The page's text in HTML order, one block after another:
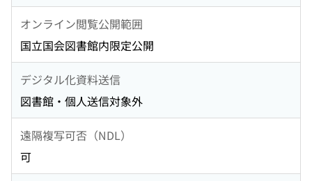
オンライン閲覧公開範囲
国立国会図書館内限定公開
デジタル化資料送信
図書館・個人送信対象外
遠隔複写可否（NDL）
可